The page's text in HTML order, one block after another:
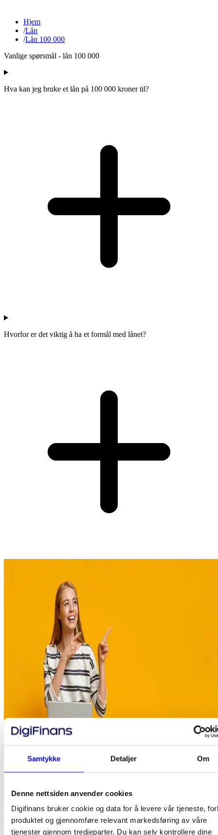
Samtykke Detaljer Om
Denne nettsiden anvender cookies
Digifinans bruker cookie og data for å levere vår tjeneste,
produktet og gjennomføre relevant markedsføring av våre
tjenester gjennom tredjeparter. Du kan selv kontrollere dine
Hjem
/Lån
/Lån 100 000
Vanlige spørsmål - lån 100 000
Hva kan jeg bruke et lån på 100 000 kroner til?
Hvorfor er det viktig å ha et formål med lånet?
Disse 5 tingene bør du huske på når du søker lån
I dag kan du søke lån på nett via låneagenter som lar bankene